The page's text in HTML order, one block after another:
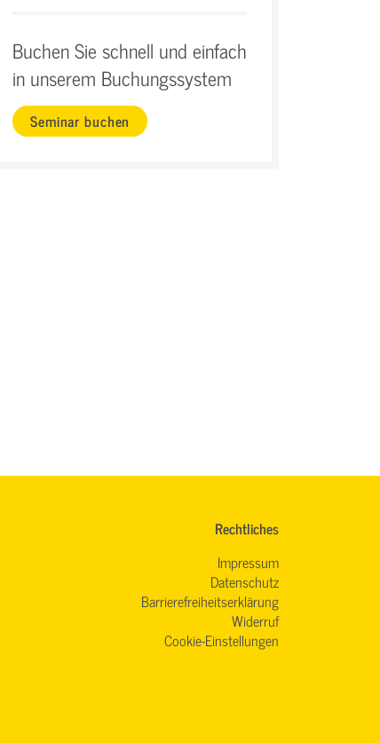
Buchen Sie schnell und einfach
in unserem Buchungssystem
Seminar buchen
Rechtliches
Impressum
Datenschutz
Barrierefreiheitserklärung
Widerruf
Cookie-Einstellungen